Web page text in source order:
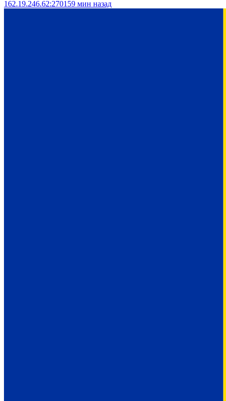
162.19.246.62:270159 мин назад